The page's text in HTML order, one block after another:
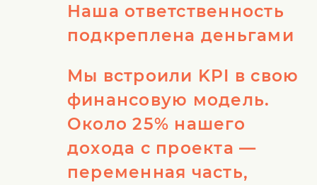
Наша ответственность
подкреплена деньгами
Мы встроили KPI в свою
финансовую модель.
Около 25% нашего
дохода с проекта —
переменная часть,